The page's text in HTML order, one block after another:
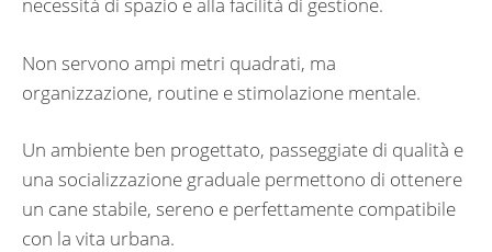
Non servono ampi metri quadrati, ma
organizzazione, routine e stimolazione mentale.
Un ambiente ben progettato, passeggiate di qualità e
una socializzazione graduale permettono di ottenere
un cane stabile, sereno e perfettamente compatibile
con la vita urbana.